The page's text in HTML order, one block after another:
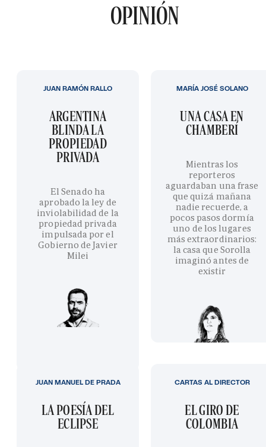
OPINIÓN
ARGENTINA
BLINDA LA
PROPIEDAD
PRIVADA
El Senado ha
aprobado la ley de
inviolabilidad de la
propiedad privada
impulsada por el
Gobierno de Javier
Milei
JUAN RAMÓN RALLO
UNA CASA EN
CHAMBERÍ
Mientras los
reporteros
aguardaban una frase
que quizá mañana
nadie recuerde, a
pocos pasos dormía
uno de los lugares
más extraordinarios:
la casa que Sorolla
imaginó antes de
existir
MARÍA JOSÉ SOLANO
LA POESÍA DEL
ECLIPSE
JUAN MANUEL DE PRADA
EL GIRO DE
COLOMBIA
CARTAS AL DIRECTOR